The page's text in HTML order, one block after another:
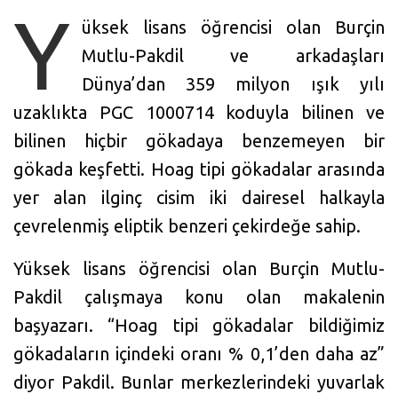
Y
üksek lisans öğrencisi olan Burçin
Mutlu-Pakdil ve arkadaşları
Dünya’dan 359 milyon ışık yılı
uzaklıkta PGC 1000714 koduyla bilinen ve
bilinen hiçbir gökadaya benzemeyen bir
gökada keşfetti. Hoag tipi gökadalar arasında
yer alan ilginç cisim iki dairesel halkayla
çevrelenmiş eliptik benzeri çekirdeğe sahip.
Yüksek lisans öğrencisi olan Burçin Mutlu-
Pakdil çalışmaya konu olan makalenin
başyazarı. “Hoag tipi gökadalar bildiğimiz
gökadaların içindeki oranı % 0,1’den daha az”
diyor Pakdil. Bunlar merkezlerindeki yuvarlak